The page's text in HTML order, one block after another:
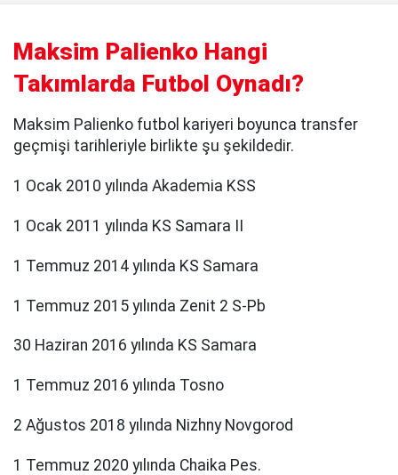
Maksim Palienko Hangi
Takımlarda Futbol Oynadı?
Maksim Palienko futbol kariyeri boyunca transfer
geçmişi tarihleriyle birlikte şu şekildedir.
1 Ocak 2010 yılında Akademia KSS
1 Ocak 2011 yılında KS Samara II
1 Temmuz 2014 yılında KS Samara
1 Temmuz 2015 yılında Zenit 2 S-Pb
30 Haziran 2016 yılında KS Samara
1 Temmuz 2016 yılında Tosno
2 Ağustos 2018 yılında Nizhny Novgorod
1 Temmuz 2020 yılında Chaika Pes.